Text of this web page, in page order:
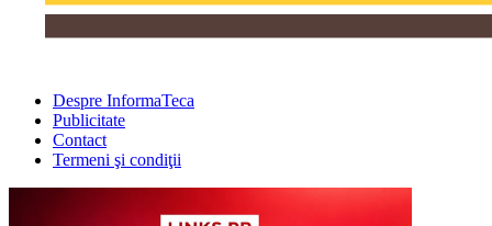
Despre InformaTeca
Publicitate
Contact
Termeni şi condiţii